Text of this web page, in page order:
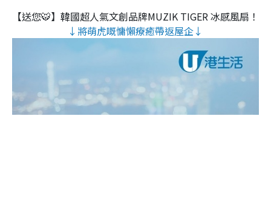
【送您🐯】韓國超人氣文創品牌MUZIK TIGER 冰感風扇！
↓將萌虎嘅慵懶療癒帶返屋企↓